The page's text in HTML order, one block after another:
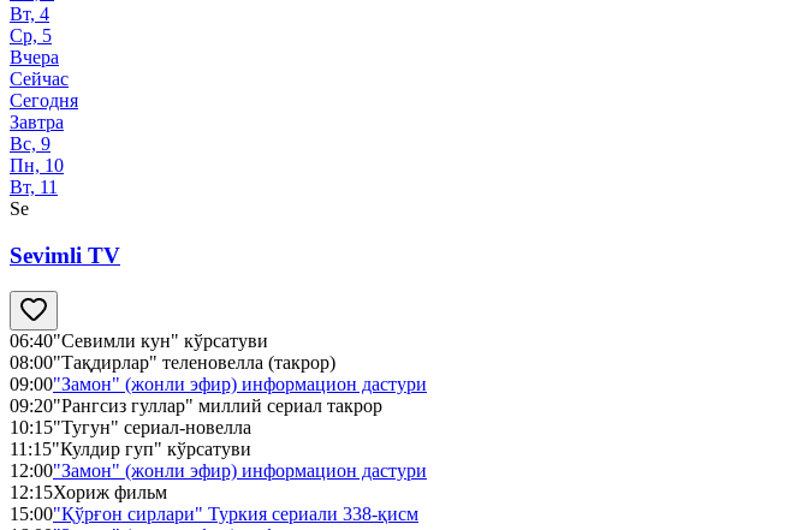
Вт, 4
Ср, 5
Вчера
Сейчас
Сегодня
Завтра
Вс, 9
Пн, 10
Вт, 11
Se
Sevimli TV
06:40"Севимли кун" кўрсатуви
08:00"Тақдирлар" теленовелла (такрор)
09:00"Замон" (жонли эфир) информацион дастури
09:20"Рангсиз гуллар" миллий сериал такрор
10:15"Тугун" сериал-новелла
11:15"Кулдир гуп" кўрсатуви
12:00"Замон" (жонли эфир) информацион дастури
12:15Хориж фильм
15:00"Қўрғон сирлари" Туркия сериали 338-қисм